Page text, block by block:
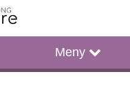
Meny